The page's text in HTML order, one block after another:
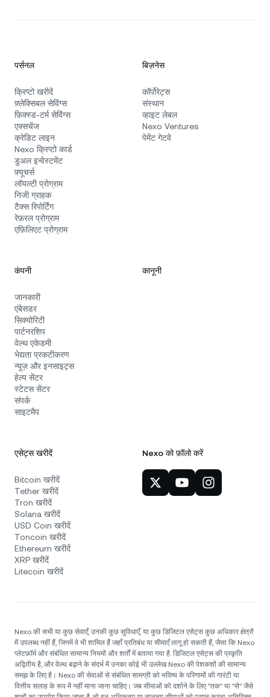
पर्सनल
क्रिप्टो खरीदें
फ़्लेक्सिबल सेविंग्स
फ़िक्स्ड‑टर्म सेविंग्स
एक्सचेंज
क्रेडिट लाइन
Nexo क्रिप्टो कार्ड
डुअल इन्वेस्टमेंट
फ़्यूचर्स
लॉयल्टी प्रोग्राम
निजी ग्राहक
टैक्स रिपोर्टिंग
रेफ़रल प्रोग्राम
एफ़िलिएट प्रोग्राम
बिज़नेस
कॉर्पोरेट्स
संस्थान
व्हाइट लेबल
Nexo Ventures
पेमेंट गेटवे
कंपनी
जानकारी
एंबेसडर
सिक्योरिटी
पार्टनरशिप
वेल्थ एकेडमी
भेद्यता प्रकटीकरण
न्यूज़ और इनसाइट्स
हेल्प सेंटर
स्टेटस सेंटर
संपर्क
साइटमैप
कानूनी
एसेट्स खरीदें
Bitcoin खरीदें
Tether खरीदें
Tron खरीदें
Solana खरीदें
USD Coin खरीदें
Toncoin खरीदें
Ethereum खरीदें
XRP खरीदें
Litecoin खरीदें
Nexo को फ़ॉलो करें
Nexo की सभी या कुछ सेवाएँ, उनकी कुछ सुविधाएँ, या कुछ डिजिटल एसेट्स कुछ अधिकार क्षेत्रों
में उपलब्ध नहीं हैं, जिनमें वे भी शामिल हैं जहाँ प्रतिबंध या सीमाएँ लागू हो सकती हैं, जैसा कि Nexo
प्लेटफ़ॉर्म और संबंधित सामान्य नियमों और शर्तों में बताया गया है. डिजिटल एसेट्स की प्रकृति
अद्वितीय है, और वेल्थ बढ़ाने के संदर्भ में उनका कोई भी उल्लेख Nexo की पेशकशों की सामान्य
समझ के लिए है। Nexo की सेवाओं से संबंधित सामग्री को भविष्य के परिणामों की गारंटी या
वित्तीय सलाह के रूप में नहीं माना जाना चाहिए। जब सीमाओं को दर्शाने के लिए "तक" या "से" जैसे